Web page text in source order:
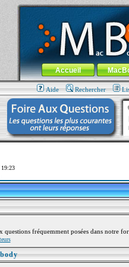
MacBook-fr.com : 100% Apple... 100%
Aller au contenu-Aller au menu
Menu général
Accueil
Aide Rechercher
questions fréquemment posées dans notre